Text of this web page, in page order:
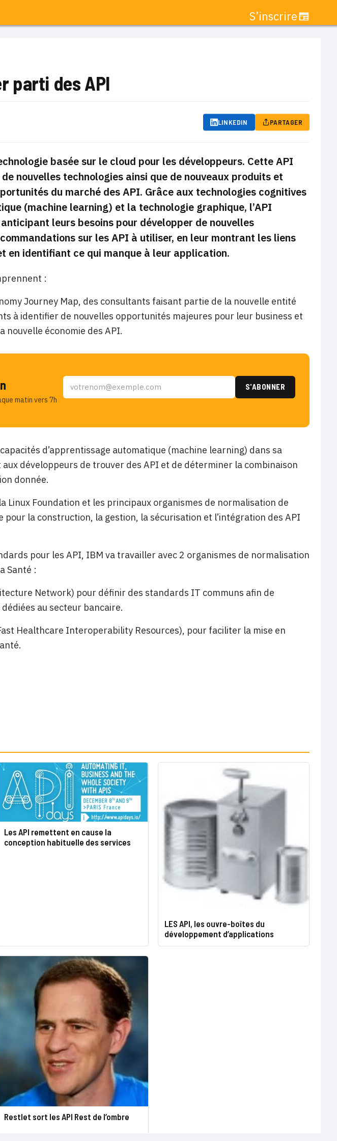
S’inscrire
parti des API
LINKEDIN PARTAGER
basée sur le cloud pour les développeurs. Cette API
de nouvelles technologies ainsi que de nouveaux produits et
du marché des API. Grâce aux technologies cognitives
(machine learning) et la technologie graphique, l’API
leurs besoins pour développer de nouvelles
sur les API à utiliser, en leur montrant les liens
en identifiant ce qui manque à leur application.
:
Journey Map, des consultants faisant partie de la nouvelle entité
à identifier de nouvelles opportunités majeures pour leur business et
nouvelle économie des API.
matin vers 7h
d’apprentissage automatique (machine learning) dans sa
développeurs de trouver des API et de déterminer la combinaison
donnée.
Linux Foundation et les principaux organismes de normalisation de
la construction, la gestion, la sécurisation et l’intégration des API
pour les API, IBM va travailler avec 2 organismes de normalisation
Santé :
Network) pour définir des standards IT communs afin de
au secteur bancaire.
Healthcare Interoperability Resources), pour faciliter la mise en
Les API remettent en cause la
conception habituelle des services
LES API, les ouvre-boîtes du
développement d’applications
Restlet sort les API Rest de l’ombre